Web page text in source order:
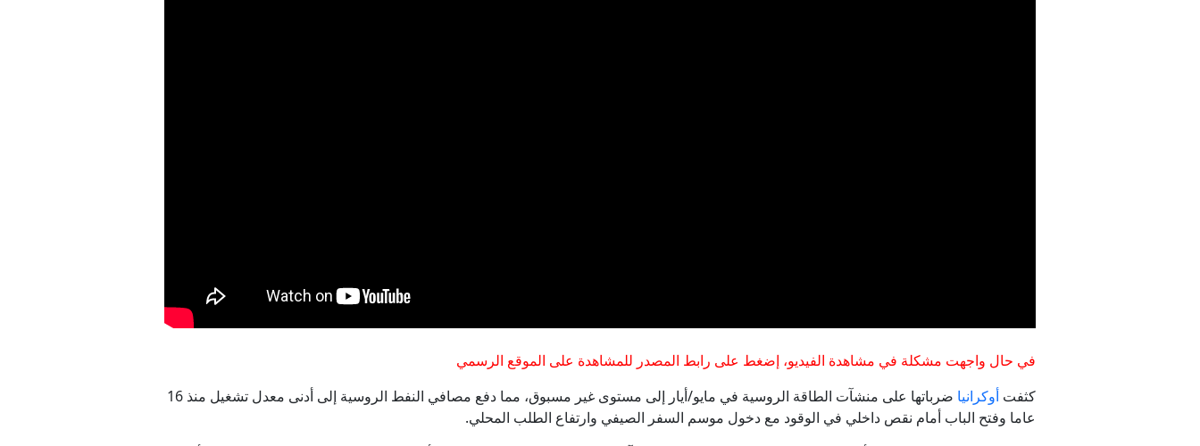
في حال واجهت مشكلة في مشاهدة الفيديو، إضغط على رابط المصدر للمشاهدة على الموقع الرسمي
كثفت أوكرانيا
ضرباتها على منشآت الطاقة الروسية في مايو/أيار إلى مستوى غير مسبوق، مما دفع مصافي النفط الروسية إلى أدنى معدل تشغيل منذ 16
عاما وفتح الباب أمام نقص داخلي في الوقود مع دخول موسم السفر الصيفي وارتفاع الطلب المحلي.